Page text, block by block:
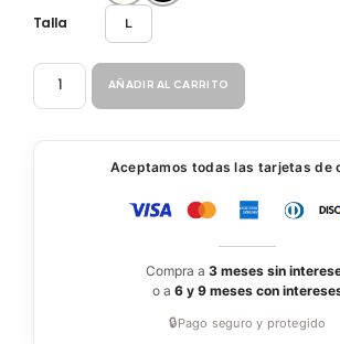
Talla L
PANTALÓN
BM775
AÑADIR AL CARRITO
Aceptamos todas las tarjetas de
Compra a 3 meses sin
o a 6 y 9 meses con
🔒Pago seguro y protegido